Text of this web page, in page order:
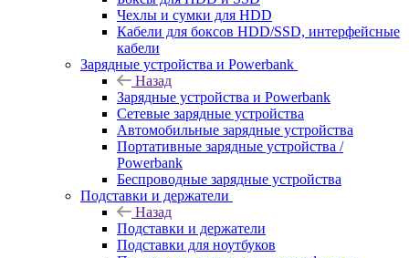
Чехлы и сумки для HDD
Кабели для боксов HDD/SSD, интерфейсные
кабели
Зарядные устройства и Powerbank
Назад
Зарядные устройства и Powerbank
Сетевые зарядные устройства
Автомобильные зарядные устройства
Портативные зарядные устройства /
Powerbank
Беспроводные зарядные устройства
Подставки и держатели
Назад
Подставки и держатели
Подставки для ноутбуков